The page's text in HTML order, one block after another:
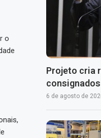
o
Projeto cria
6 de agosto de